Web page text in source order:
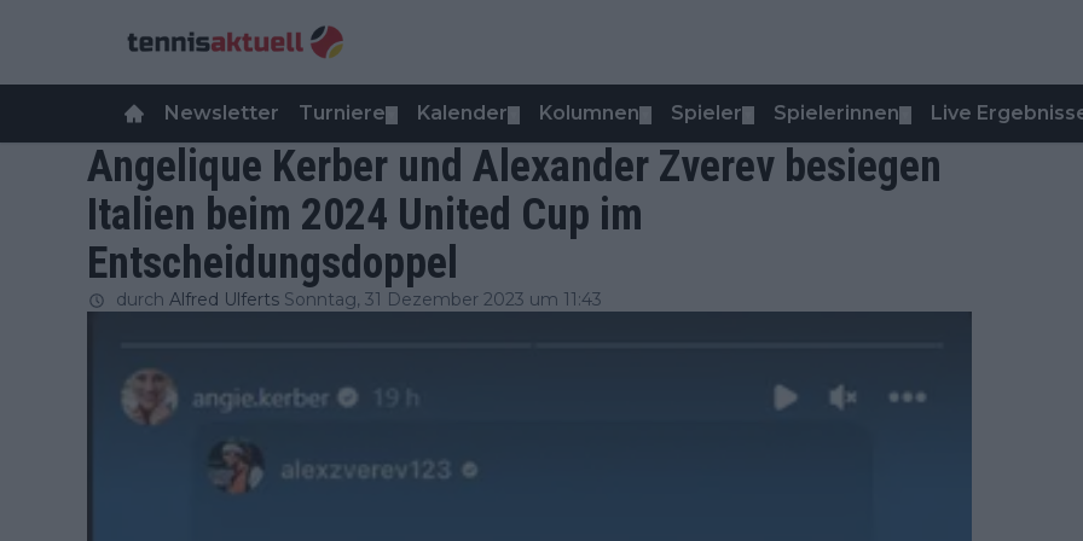
Newsletter Turniere Kalender Kolumnen Spieler Spielerinnen Live
Angelique Kerber und Alexander Zverev besiegen
Italien beim 2024 United Cup im
Entscheidungsdoppel
durch Alfred Ulferts Sonntag, 31 Dezember 2023 um 11:43